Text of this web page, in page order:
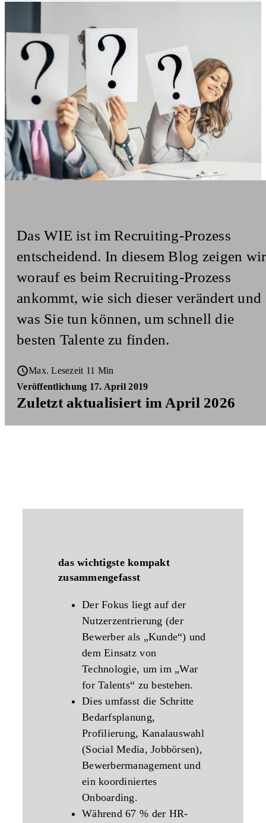
Das WIE ist im Recruiting-Prozess
entscheidend. In diesem Blog zeigen
worauf es beim Recruiting-Prozess
ankommt, wie sich dieser verändert und
was Sie tun können, um schnell die
besten Talente zu finden.
Max. Lesezeit 11 Min
Veröffentlichung 17. April 2019
Zuletzt aktualisiert im April 2026
das wichtigste kompakt
zusammengefasst
Der Fokus liegt auf der
Nutzerzentrierung (der
Bewerber als „Kunde“) und
dem Einsatz von
Technologie, um im „War
for Talents“ zu bestehen.
Dies umfasst die Schritte
Bedarfsplanung,
Profilierung, Kanalauswahl
(Social Media, Jobbörsen),
Bewerbermanagement und
ein koordiniertes
Onboarding.
Während 67 % der HR-